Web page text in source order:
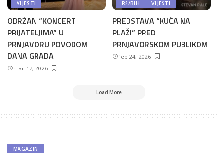
VIJESTI
ODRŽAN “KONCERT
PRIJATELJIMA” U
PRNJAVORU POVODOM
DANA GRADA
mar 17, 2026
RS/BIH
VIJESTI
PREDSTAVA “KUĆA NA
PLAŽI” PRED
PRNJAVORSKOM PUBLIKOM
feb 24, 2026
Load More
MAGAZIN